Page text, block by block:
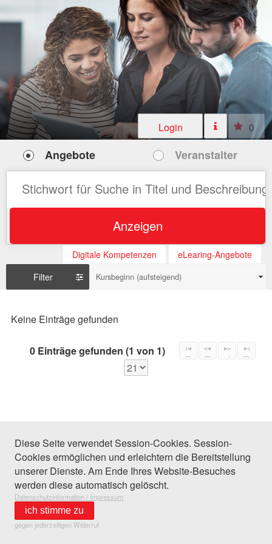
Login 0
Angebote Veranstalter
Anzeigen
Digitale Kompetenzen
eLearing-Angebote
Filter
Kursbeginn (aufsteigend)
Keine Einträge gefunden
0 Einträge gefunden (1 von 1)
Diese Seite verwendet Session-Cookies. Session-
Cookies ermöglichen und erleichtern die Bereitstellung
unserer Dienste. Am Ende Ihres Website-Besuches
werden diese automatisch gelöscht.
Datenschutzinformation / Impressum
ich stimme zu
gegen jederzeitigen Widerruf